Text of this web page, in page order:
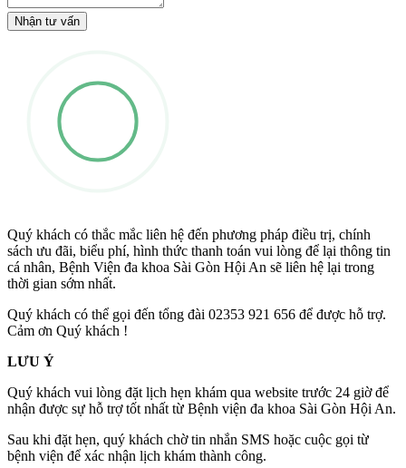
Nhận tư vấn
Quý khách có thắc mắc liên hệ đến phương pháp điều trị, chính
sách ưu đãi, biểu phí, hình thức thanh toán vui lòng để lại thông tin
cá nhân, Bệnh Viện đa khoa Sài Gòn Hội An sẽ liên hệ lại trong
thời gian sớm nhất.
Quý khách có thể gọi đến tổng đài 02353 921 656 để được hỗ trợ.
Cảm ơn Quý khách !
LƯU Ý
Quý khách vui lòng đặt lịch hẹn khám qua website trước 24 giờ để
nhận được sự hỗ trợ tốt nhất từ Bệnh viện đa khoa Sài Gòn Hội An.
Sau khi đặt hẹn, quý khách chờ tin nhắn SMS hoặc cuộc gọi từ
bệnh viện để xác nhận lịch khám thành công.